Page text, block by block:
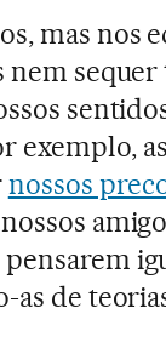
mas nos
nem
exemplo,
nossos
as de